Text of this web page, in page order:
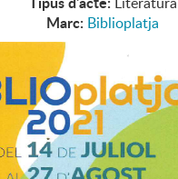
Marc: Biblioplatja